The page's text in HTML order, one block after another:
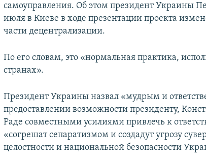
самоуправления. Об этом президент Украины
июля в Киеве в ходе презентации проекта
части децентрализации.
По его словам, это «нормальная практика,
странах».
Президент Украины назвал «мудрым и
предоставлении возможности президенту,
Раде совместными усилиями привлечь к
«согрешат сепаратизмом и создадут угрозу
целостности и национальной безопасности